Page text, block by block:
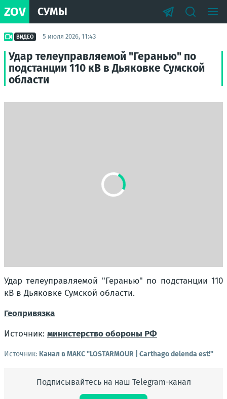
ZOV СУМЫ
ВИДЕО 5 июля 2026, 11:43
Удар телеуправляемой "Геранью" по
подстанции 110 кВ в Дьяковке Сумской
области
Удар телеуправляемой "Геранью" по подстанции 110
кВ в Дьяковке Сумской области.
Геопривязка
Источник: министерство обороны РФ
Источник: Канал в МАКС "LOSTARMOUR | Carthago delenda est!"
Подписывайтесь на наш Telegram-канал